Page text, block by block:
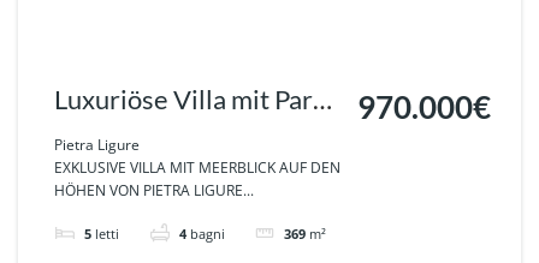
Luxuriöse Villa mit Park
und Meerblick in Pietra
Ligure Ref.857
Pietra Ligure
EXKLUSIVE VILLA MIT MEERBLICK AUF DEN
HÖHEN VON PIETRA LIGURE...
5 letti 4 bagni 369 m²
970.000€